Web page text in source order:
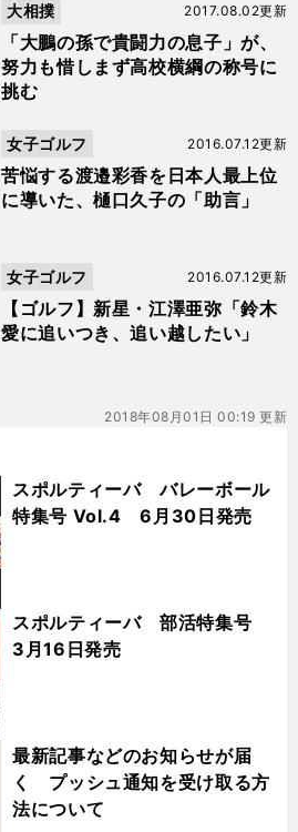
「大鵬の孫で貴闘力の息子」が、
努力も惜しまず高校横綱の称号に
挑む
2017.08.02更新
大相撲
苦悩する渡邉彩香を日本人最上位
に導いた、樋口久子の「助言」
2016.07.12更新
女子ゴルフ
【ゴルフ】新星・江澤亜弥「鈴木
愛に追いつき、追い越したい」
2016.07.12更新
女子ゴルフ
2018年08月01日 00:19 更新
スポルティーバ バレーボール
特集号 Vol.4 6月30日発売
スポルティーバ 部活特集号
3月16日発売
最新記事などのお知らせが届
く プッシュ通知を受け取る方
法について